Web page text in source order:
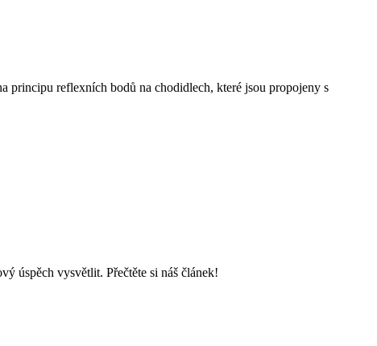
principu reflexních bodů na chodidlech, které jsou propojeny s
úspěch vysvětlit. Přečtěte si náš článek!